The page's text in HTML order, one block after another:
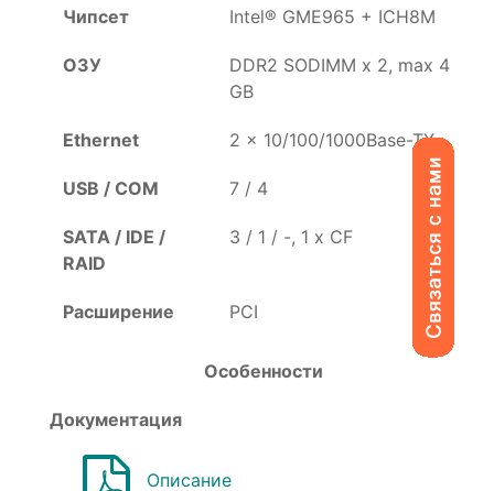
Чипсет Intel® GME965 + ICH8M
ОЗУ
DDR2 SODIMM x 2, max 4
GB
Ethernet 2 x 10/100/1000Base-TX
USB / COM 7 / 4
SATA / IDE /
RAID
3 / 1 / -, 1 x CF
Расширение PCI
Особенности
Документация
Описание